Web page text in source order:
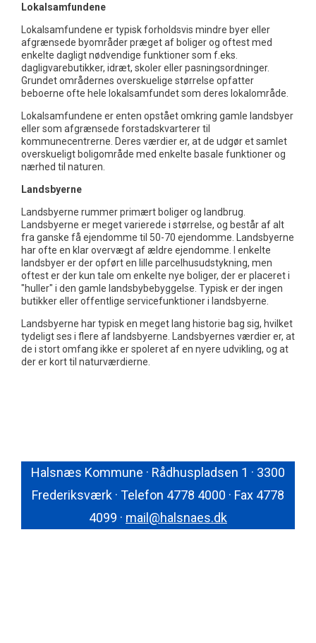
Lokalsamfundene
Lokalsamfundene er typisk forholdsvis mindre byer eller
afgrænsede byområder præget af boliger og oftest med
enkelte dagligt nødvendige funktioner som f.eks.
dagligvarebutikker, idræt, skoler eller pasningsordninger.
Grundet områdernes overskuelige størrelse opfatter
beboerne ofte hele lokalsamfundet som deres lokalområde.
Lokalsamfundene er enten opstået omkring gamle landsbyer
eller som afgrænsede forstadskvarterer til
kommunecentrerne. Deres værdier er, at de udgør et samlet
overskueligt boligområde med enkelte basale funktioner og
nærhed til naturen.
Landsbyerne
Landsbyerne rummer primært boliger og landbrug.
Landsbyerne er meget varierede i størrelse, og består af alt
fra ganske få ejendomme til 50-70 ejendomme. Landsbyerne
har ofte en klar overvægt af ældre ejendomme. I enkelte
landsbyer er der opført en lille parcelhusudstykning, men
oftest er der kun tale om enkelte nye boliger, der er placeret i
"huller" i den gamle landsbybebyggelse. Typisk er der ingen
butikker eller offentlige servicefunktioner i landsbyerne.
Landsbyerne har typisk en meget lang historie bag sig, hvilket
tydeligt ses i flere af landsbyerne. Landsbyernes værdier er, at
de i stort omfang ikke er spoleret af en nyere udvikling, og at
der er kort til naturværdierne.
Halsnæs Kommune · Rådhuspladsen 1 · 3300
Frederiksværk · Telefon 4778 4000 · Fax 4778
4099 · mail@halsnaes.dk